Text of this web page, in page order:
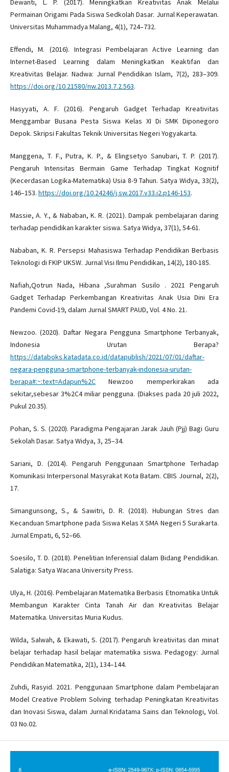
Dewanti, L. P. (2017). Meningkatkan Kreativitas Anak Melalui
Permainan Origami Pada Siswa Sedkolah Dasar. Jurnal Keperawatan.
Universitas Muhammadya Malang, 4(1), 724–732.
Effendi, M. (2016). Integrasi Pembelajaran Active Learning dan
Internet-Based Learning dalam Meningkatkan Keaktifan dan
Kreativitas Belajar. Nadwa: Jurnal Pendidikan Islam, 7(2), 283–309.
https://doi.org/10.21580/nw.2013.7.2.563.
Hasyyati, A. F. (2016). Pengaruh Gadget Terhadap Kreativitas
Menggambar Busana Pesta Siswa Kelas XI Di SMK Diponegoro
Depok. Skripsi Fakultas Teknik Universitas Negeri Yogyakarta.
Manggena, T. F., Putra, K. P., & Elingsetyo Sanubari, T. P. (2017).
Pengaruh Intensitas Bermain Game Terhadap Tingkat Kognitif
(Kecerdasan Logika-Matematika) Usia 8-9 Tahun. Satya Widya, 33(2),
146–153. https://doi.org/10.24246/j.sw.2017.v33.i2.p146-153.
Massie, A. Y., & Nababan, K. R. (2021). Dampak pembelajaran daring
terhadap pendidikan karakter siswa. Satya Widya, 37(1), 54-61.
Nababan, K. R. Persepsi Mahasiswa Terhadap Pendidikan Berbasis
Teknologi di FKIP UKSW. Jurnal Visi Ilmu Pendidikan, 14(2), 180-185.
Nafiah,Qotrun Nada, Hibana ,Surahman Susilo . 2021 Pengaruh
Gadget Terhadap Perkembangan Kreativitas Anak Usia Dini Era
Pandemi Covid-19, dalam Jurnal SMART PAUD, Vol. 4 No. 21.
Newzoo. (2020). Daftar Negara Pengguna Smartphone Terbanyak,
Indonesia Urutan Berapa?
https://databoks.katadata.co.id/datapublish/2021/07/01/daftar-
negara-pengguna-smartphone-terbanyak-indonesia-urutan-
berapa#:~:text=Adapun%2CNewzoo memperkirakan ada
sekitar,sebesar 3%2C4 miliar pengguna. (Diakses pada 20 juli 2022,
Pukul 20.35).
Pohan, S. S. (2020). Paradigma Pengajaran Jarak Jauh (Pjj) Bagi Guru
Sekolah Dasar. Satya Widya, 3, 25–34.
Sariani, D. (2014). Pengaruh Penggunaan Smartphone Terhadap
Komunikasi Interpersonal Masyrakat Kota Batam. CBIS Journal, 2(2),
17.
Simangunsong, S., & Sawitri, D. R. (2018). Hubungan Stres dan
Kecanduan Smartphone pada Siswa Kelas X SMA Negeri 5 Surakarta.
Jurnal Empati, 6, 52–66.
Soesilo, T. D. (2018). Penelitian Inferensial dalam Bidang Pendidikan.
Salatiga: Satya Wacana University Press.
Ulya, H. (2016). Pembelajaran Matematika Berbasis Etnomatika Untuk
Membangun Karakter Cinta Tanah Air dan Kreativitas Belajar
Matematika. Universitas Muria Kudus.
Wilda, Salwah, & Ekawati, S. (2017). Pengaruh kreativitas dan minat
belajar terhadap hasil belajar matematika siswa. Pedagogy: Jurnal
Pendidikan Matematika, 2(1), 134–144.
Zuhdi, Rasyid. 2021. Penggunaan Smartphone dalam Pembelajaran
Model Creative Problem Solving terhadap Peningkatan Kreativitas
dan Inovasi Siswa, dalam Jurnal Kridatama Sains dan Teknologi, Vol.
03 No.02.